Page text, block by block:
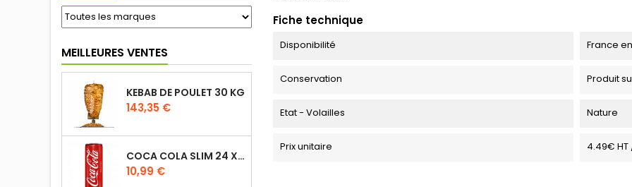
MEILLEURES VENTES
KEBAB DE POULET 30 KG
143,35 €
COCA COLA SLIM 24 X 33CL
10,99 €
Fiche technique
Disponibilité France
Conservation Produit
Etat - Volailles Nature
Prix unitaire 4.49€ HT